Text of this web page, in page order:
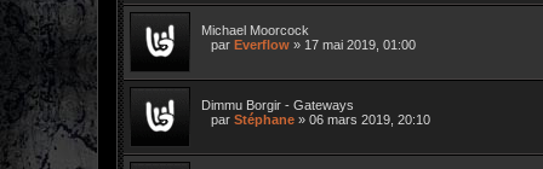
Michael Moorcock
par Everflow » 17 mai 2019, 01:00
Dimmu Borgir - Gateways
par Stéphane » 06 mars 2019, 20:10